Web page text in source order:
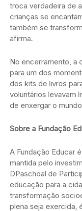
troca verdadeira de
crianças se
também se
afirma.
No encerramento, a
para um dos
dos kits de livros
voluntários levavam
de enxergar o
Sobre a Fundação
A Fundação Educar
mantida pelo
DPaschoal de
educação para a
transformação
plena seja exercida,